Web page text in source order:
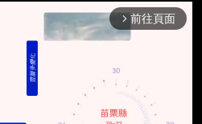
arrow_forward_ios 前往頁面